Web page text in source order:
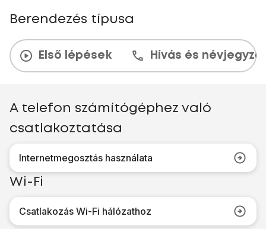
Berendezés típusa
Első lépések Hívás és
A telefon számítógéphez való
csatlakoztatása
Internetmegosztás használata
Wi-Fi
Csatlakozás Wi-Fi hálózathoz